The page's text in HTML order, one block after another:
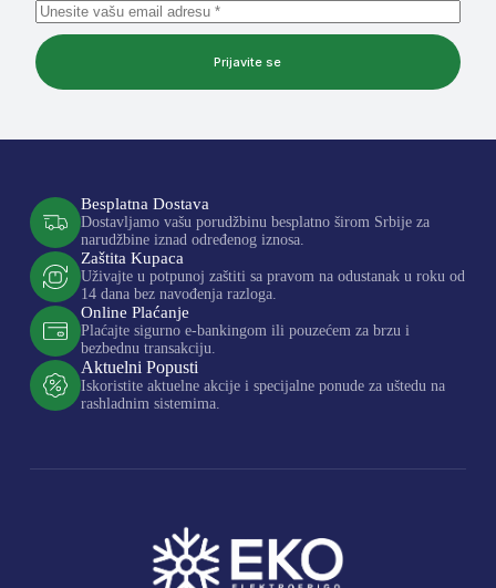
Prijavite se
Besplatna Dostava
Dostavljamo vašu porudžbinu besplatno širom Srbije za
narudžbine iznad određenog iznosa.
Zaštita Kupaca
Uživajte u potpunoj zaštiti sa pravom na odustanak u roku od
14 dana bez navođenja razloga.
Online Plaćanje
Plaćajte sigurno e-bankingom ili pouzećem za brzu i
bezbednu transakciju.
Aktuelni Popusti
Iskoristite aktuelne akcije i specijalne ponude za uštedu na
rashladnim sistemima.